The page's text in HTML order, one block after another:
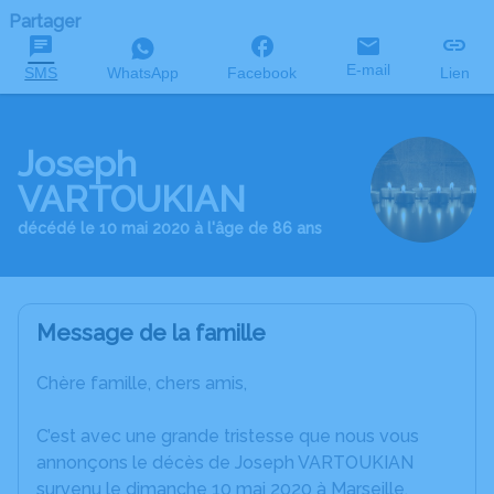
Partager
SMS WhatsApp Facebook E-mail Lien
Joseph
VARTOUKIAN
décédé le 10 mai 2020 à l'âge de 86 ans
Message de la famille
Chère famille, chers amis,
C’est avec une grande tristesse que nous vous
annonçons le décès de Joseph VARTOUKIAN
survenu le dimanche 10 mai 2020 à Marseille.